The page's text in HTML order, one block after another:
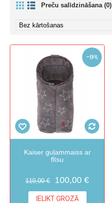
Preču salīdzināšana (0)
-9%
Kaiser guļammaiss ar
flīsu
110,00 € 100,00 €
IELIKT GROZĀ